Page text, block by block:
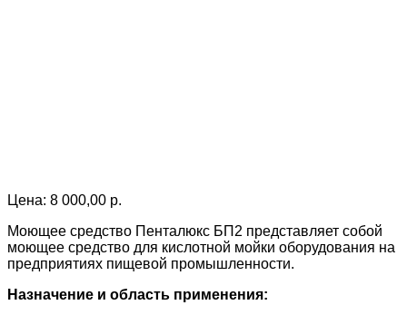
Цена: 8 000,00 р.
Моющее средство Пенталюкс БП2 представляет собой
моющее средство для кислотной мойки оборудования на
предприятиях пищевой промышленности.
Назначение и область применения: